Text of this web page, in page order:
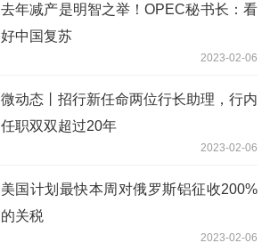
去年减产是明智之举！OPEC秘书长：看
好中国复苏
2023-02-06
微动态丨招行新任命两位行长助理，行内
任职双双超过20年
2023-02-06
美国计划最快本周对俄罗斯铝征收200%
的关税
2023-02-06